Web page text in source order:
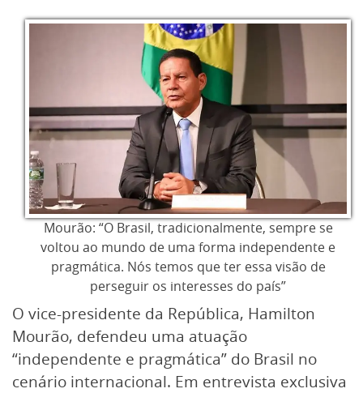
Mourão: “O Brasil, tradicionalmente, sempre se
voltou ao mundo de uma forma independente e
pragmática. Nós temos que ter essa visão de
perseguir os interesses do país”
O vice-presidente da República, Hamilton
Mourão, defendeu uma atuação
“independente e pragmática” do Brasil no
cenário internacional. Em entrevista exclusiva